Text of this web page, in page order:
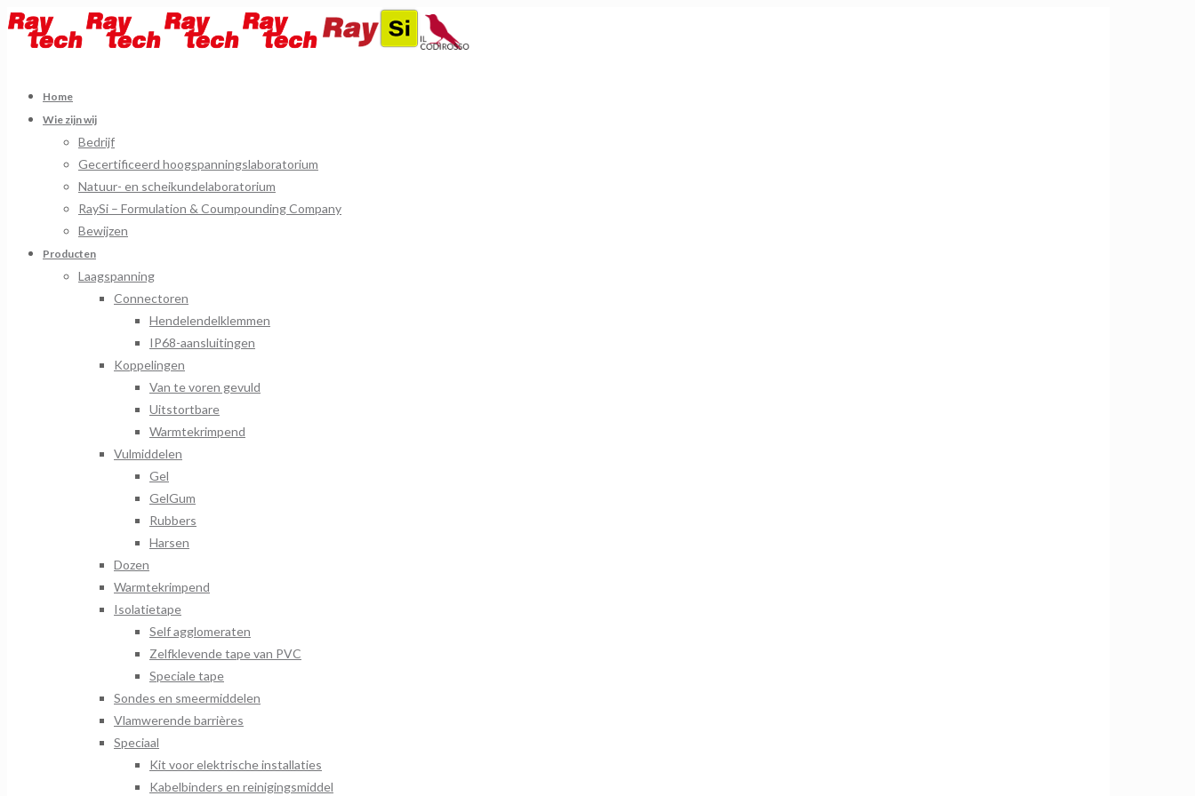
Home
Wie zijn wij
Bedrijf
Gecertificeerd hoogspanningslaboratorium
Natuur- en scheikundelaboratorium
RaySi – Formulation & Coumpounding Company
Bewijzen
Producten
Laagspanning
Connectoren
Hendelendelklemmen
IP68-aansluitingen
Koppelingen
Van te voren gevuld
Uitstortbare
Warmtekrimpend
Vulmiddelen
Gel
GelGum
Rubbers
Harsen
Dozen
Warmtekrimpend
Isolatietape
Self agglomeraten
Zelfklevende tape van PVC
Speciale tape
Sondes en smeermiddelen
Vlamwerende barrières
Speciaal
Kit voor elektrische installaties
Kabelbinders en reinigingsmiddel